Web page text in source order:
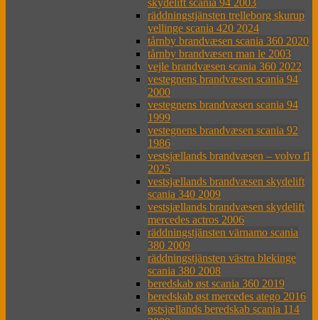
skydelift scania 94 2003
räddningstjänsten trelleborg skurup
vellinge scania 420 2024
tårnby brandvæsen scania 360 2020
tårnby brandvæsen man le 2003
vejle brandvæsen scania 360 2022
vestegnens brandvæsen scania 94
2000
vestegnens brandvæsen scania 94
1999
vestegnens brandvæsen scania 92
1986
vestsjællands brandvæsen – volvo fl
2025
vestsjællands brandvæsen skydelift
scania 340 2009
vestsjællands brandvæsen skydelift
mercedes actros 2006
räddningstjänsten värnamo scania
380 2009
räddningstjänsten västra blekinge
scania 380 2008
beredskab øst scania 360 2019
beredskab øst mercedes atego 2016
østsjællands beredskab scania 114